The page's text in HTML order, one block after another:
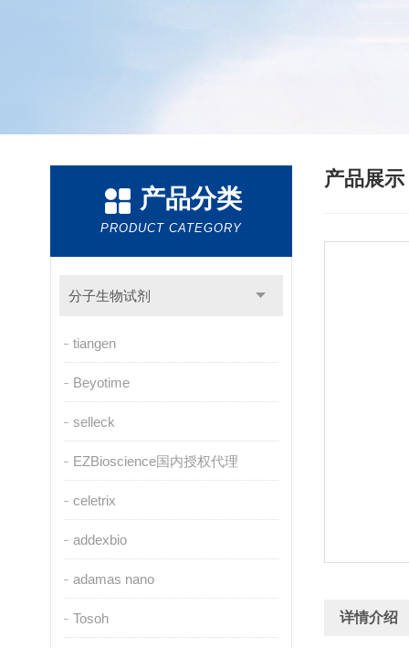
产品分类
PRODUCT CATEGORY
分子生物试剂
tiangen
Beyotime
selleck
EZBioscience国内授权代理
celetrix
addexbio
adamas nano
Tosoh
产品展示
详情介绍